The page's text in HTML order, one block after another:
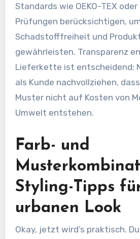
Standards wie OEKO-TEX
Prüfungen berücksichtigen,
Schadstofffreiheit und
gewährleisten. Transparenz
Lieferkette ist entscheidend:
als Kunde nachvollziehen,
Muster nicht auf Kosten von
Umwelt entstehen.
Farb- und
Styling-Tipps
urbanen Look
Okay, jetzt wird’s praktisch.